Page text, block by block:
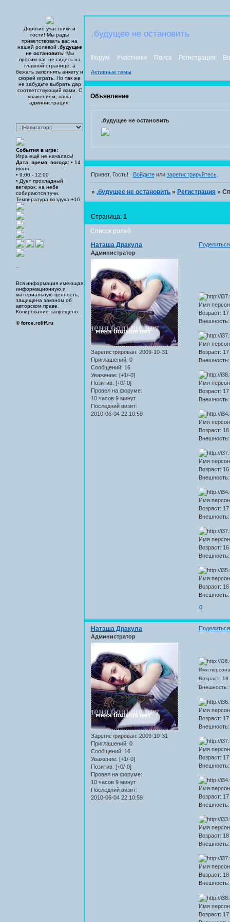
Дорогие участники и
гости! Мы рады
приветствовать вас на
нашей ролевой
.будущее
не остановить! Мы
просим вас не сидеть на
главной странице, а
бежать заполнять анкету и
скорей играть. Но так же
не забудьте выбрать дар
соответствующий вами. С
уважением, ваша
администрация!
События в игре:
Игра ещё не началась!
Дата, время, погода: • 14
июня
• 9:00 - 12:00
• Дует прохладный
ветерок, на небе
собираются тучи.
Температура воздуха +16
...
Вся информация имеющая
информационную и
материальную ценность,
защищена законом об
авторском праве.
Копирование запрещено.
© force.rollff.ru
.будущее не остановить
Форум Участники Поиск Регистрация
Активные темы
Объявление
.будущее не остановить
Привет, Гость! Войдитеили зарегистрируйтесь.
».будущее не остановить »Регистрация »
Список ролей
Страница:1
Поделиться
Наташа Дракула
Администратор
Зарегистрирован: 2009-10-31
Приглашений: 0
Сообщений: 16
Уважение: [+1/-0]
Позитив: [+0/-0]
Провел на форуме:
10 часов 9 минут
Последний визит:
2010-06-04 22:10:59
Имя
Возраст: 17
Имя
Возраст: 17
Имя
Возраст: 17
Имя
Возраст: 16
Имя
Возраст: 16
Имя
Возраст: 17
Имя
Возраст: 16
Имя
Возраст: 16
0
Поделиться
Наташа Дракула
Администратор
Зарегистрирован: 2009-10-31
Приглашений: 0
Сообщений: 16
Уважение: [+1/-0]
Позитив: [+0/-0]
Провел на форуме:
10 часов 9 минут
Последний визит:
2010-06-04 22:10:59
Имя
Возраст: 18
Внешность:
Имя
Возраст: 17
Имя
Возраст: 17
Имя
Возраст: 17
Имя
Возраст: 18
Имя
Возраст: 18
Имя
Возраст: 17